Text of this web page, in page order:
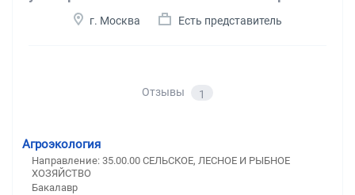
г. Москва Есть представитель
Отзывы 1
Агроэкология
Направление: 35.00.00 СЕЛЬСКОЕ, ЛЕСНОЕ И РЫБНОЕ
ХОЗЯЙСТВО
Бакалавр